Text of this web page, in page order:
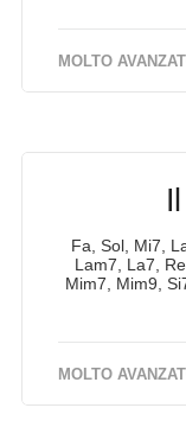
MOLTO
Fa, Sol, Mi7,
Lam7, La7,
Mim7, Mim9,
MOLTO